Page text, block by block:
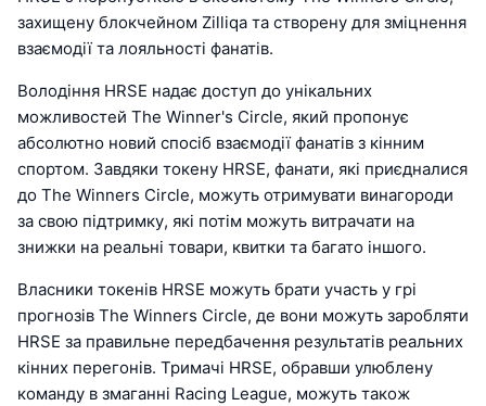
захищену блокчейном Zilliqa та створену для зміцнення
взаємодії та лояльності фанатів.
Володіння HRSE надає доступ до унікальних
можливостей The Winner's Circle, який пропонує
абсолютно новий спосіб взаємодії фанатів з кінним
спортом. Завдяки токену HRSE, фанати, які приєдналися
до The Winners Circle, можуть отримувати винагороди
за свою підтримку, які потім можуть витрачати на
знижки на реальні товари, квитки та багато іншого.
Власники токенів HRSE можуть брати участь у грі
прогнозів The Winners Circle, де вони можуть заробляти
HRSE за правильне передбачення результатів реальних
кінних перегонів. Тримачі HRSE, обравши улюблену
команду в змаганні Racing League, можуть також